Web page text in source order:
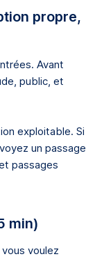
propre,
Avant
public, et
exploitable. Si
un passage
passages
min)
voulez